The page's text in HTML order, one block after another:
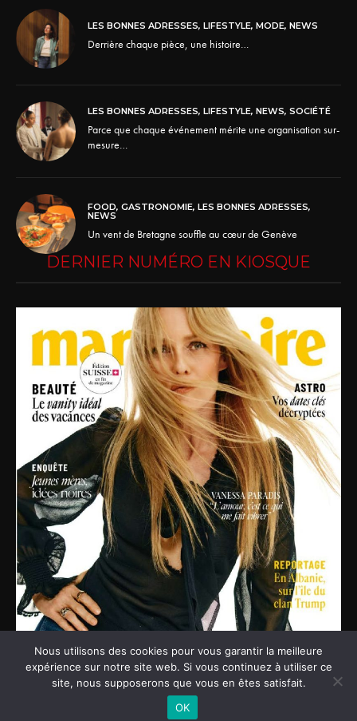
LES BONNES ADRESSES, LIFESTYLE, MODE, NEWS
Derrière chaque pièce, une histoire…
LES BONNES ADRESSES, LIFESTYLE, NEWS, SOCIÉTÉ
Parce que chaque événement mérite une organisation sur-
mesure…
FOOD, GASTRONOMIE, LES BONNES ADRESSES,
NEWS
Un vent de Bretagne souffle au cœur de Genève
DERNIER NUMÉRO EN KIOSQUE
Notre site utilise des cookies. Pour en savoir plus, rendez-vous
page des mentions légales.
ACCEPT
Nous utilisons des cookies pour vous garantir la meilleure
expérience sur notre site web. Si vous continuez à utiliser ce
site, nous supposerons que vous en êtes satisfait.
OK